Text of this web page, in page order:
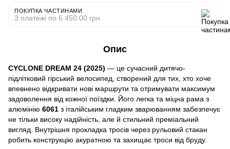
ПОКУПКА ЧАСТИНАМИ
3 платежі по 6 450.00 грн
Опис
CYCLONE DREAM 24 (2025) — це сучасний дитячо-
підлітковий гірський велосипед, створений для тих, хто хоче
впевнено відкривати нові маршрути та отримувати максимум
задоволення від кожної поїздки. Його легка та міцна рама з
алюмінію 6061 з італійським гладким зварюванням забезпечує
не тільки високу надійність, але й стильний преміальний
вигляд. Внутрішня прокладка тросів через рульовий стакан
робить конструкцію акуратною та захищає троси від бруду.